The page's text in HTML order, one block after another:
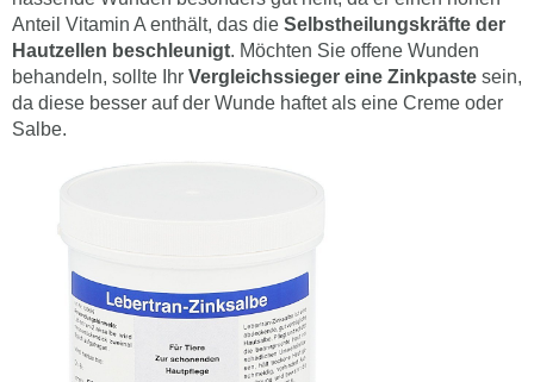
Anteil Vitamin A enthält, das die Selbstheilungskräfte der
Hautzellen beschleunigt. Möchten Sie offene Wunden
behandeln, sollte Ihr Vergleichssieger eine Zinkpaste sein,
da diese besser auf der Wunde haftet als eine Creme oder
Salbe.